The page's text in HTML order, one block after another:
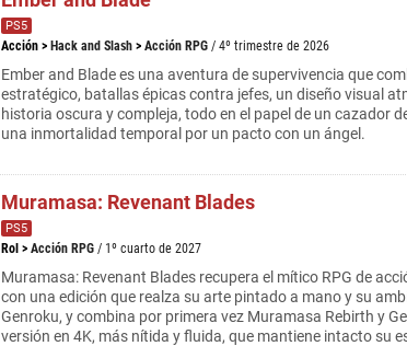
PS5
Acción > Hack and Slash > Acción RPG / 4º trimestre de 2026
Ember and Blade es una aventura de supervivencia que
estratégico, batallas épicas contra jefes, un diseño visual
historia oscura y compleja, todo en el papel de un cazador
una inmortalidad temporal por un pacto con un ángel.
Muramasa: Revenant Blades
PS5
Rol > Acción RPG / 1º cuarto de 2027
Muramasa: Revenant Blades recupera el mítico RPG de
con una edición que realza su arte pintado a mano y su
Genroku, y combina por primera vez Muramasa Rebirth y
versión en 4K, más nítida y fluida, que mantiene intacto su